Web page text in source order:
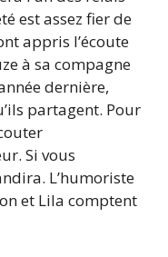
est assez fier de
appris l’écoute
à sa compagne
dernière,
partagent. Pour
Si vous
L’humoriste
et Lila comptent